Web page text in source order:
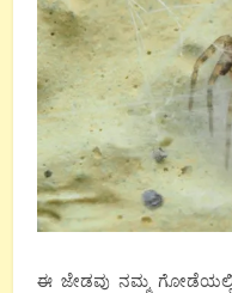
ಈ ಜೇಡವು ನಮ್ಮ